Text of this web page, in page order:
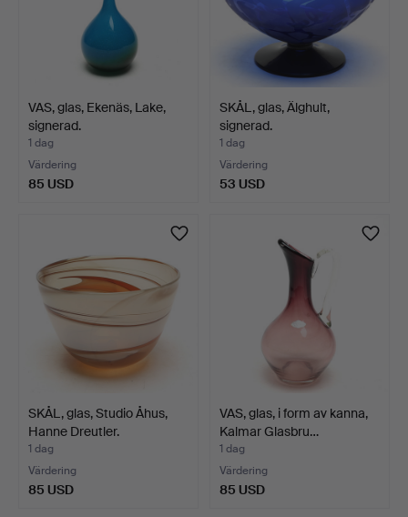
VAS, glas, Ekenäs, Lake,
signerad.
1 dag
Värdering
85 USD
SKÅL, glas, Älghult,
signerad.
1 dag
Värdering
53 USD
SKÅL, glas, Studio Åhus,
Hanne Dreutler.
1 dag
Värdering
85 USD
VAS, glas, i form av kanna,
Kalmar Glasbru…
1 dag
Värdering
85 USD